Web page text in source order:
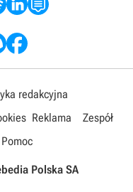
redakcyjna
Reklama
Zespół
Pomoc
Polska SA